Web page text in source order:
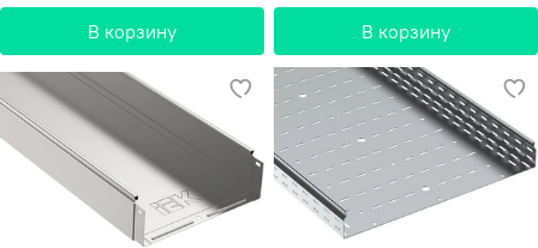
В корзину В корзину